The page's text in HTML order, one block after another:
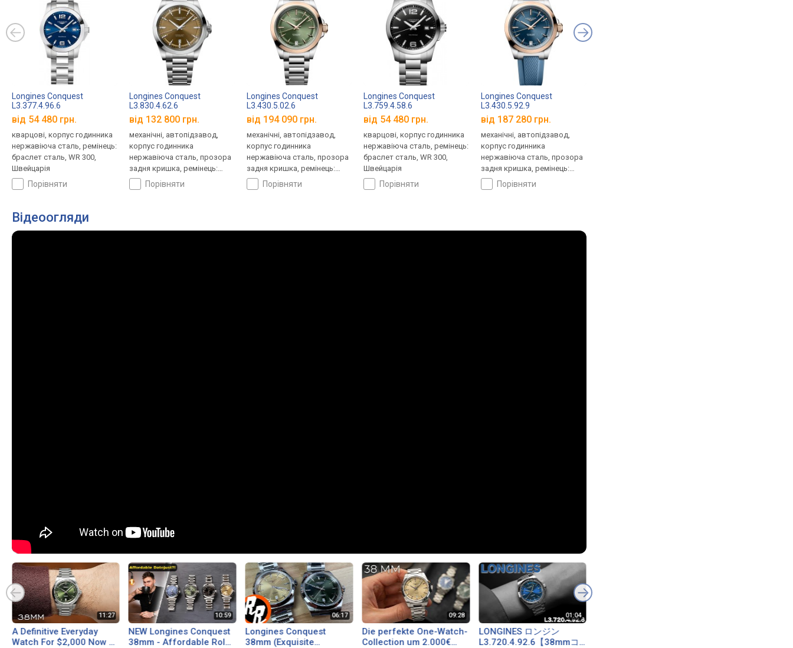
Longines Conquest
L3.377.4.96.6
від 54 480 грн.
кварцові, корпус годинника
нержавіюча сталь, ремінець:
браслет сталь, WR 300,
Швейцарія
порівняти
Longines Conquest
L3.830.4.62.6
від 132 800 грн.
механічні, автопідзавод,
корпус годинника
нержавіюча сталь, прозора
задня кришка, ремінець:
браслет сталь, WR 300,
Швейцарія
порівняти
Longines Conquest
L3.430.5.02.6
від 194 090 грн.
механічні, автопідзавод,
корпус годинника
нержавіюча сталь, прозора
задня кришка, ремінець:
браслет сталь, WR 300,
Швейцарія
порівняти
Longines Conquest
L3.759.4.58.6
від 54 480 грн.
кварцові, корпус годинника
нержавіюча сталь, ремінець:
браслет сталь, WR 300,
Швейцарія
порівняти
Longines Conquest
L3.430.5.92.9
від 187 280 грн.
механічні, автопідзавод,
корпус годинника
нержавіюча сталь, прозора
задня кришка, ремінець:
ремінець каучук, WR 300,
Швейцарія
порівняти
Відеоогляди
A Definitive Everyday
Watch For $2,000 Now At
NEW Longines Conquest
38mm - Affordable Rolex
Longines Conquest
38mm (Exquisite
Die perfekte One-Watch-
Collection um 2.000€
LONGINES ロンジン
L3.720.4.92.6【38mmコ